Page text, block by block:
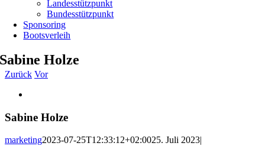
Landesstützpunkt
Bundesstützpunkt
Sponsoring
Bootsverleih
Sabine Holze
Zurück Vor
Bild
Sabine Holze
marketing2023-07-25T12:33:12+02:0025. Juli 2023|